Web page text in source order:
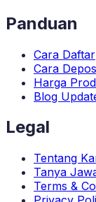
Panduan
Cara Daftar
Cara
Harga
Blog
Legal
Tentang
Tanya
Terms &